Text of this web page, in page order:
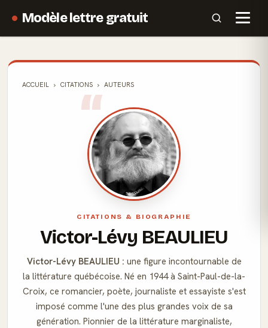
Modèle lettre gratuit
ACCUEIL CITATIONS AUTEURS
CITATIONS & BIOGRAPHIE
Victor-Lévy BEAULIEU
Victor-Lévy BEAULIEU : une figure incontournable de
la littérature québécoise. Né en 1944 à Saint-Paul-de-la-
Croix, ce romancier, poète, journaliste et essayiste s'est
imposé comme l'une des plus grandes voix de sa
génération. Pionnier de la littérature marginaliste,